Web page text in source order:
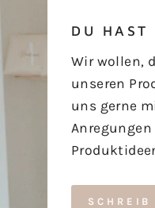
DU HAST
Wir wollen,
unseren
uns gerne
SCHREIB